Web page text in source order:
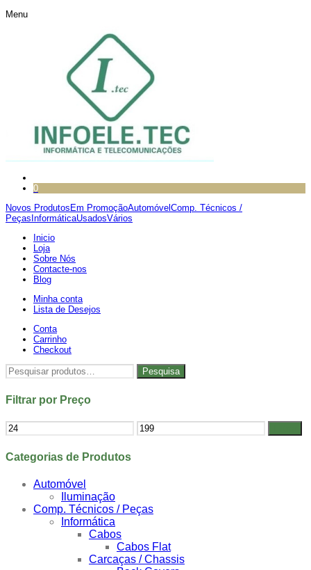
Menu
0
Novos Produtos Em PromoçãoAutomóvel Comp. Técnicos /
Peças InformáticaUsadosVários
Inicio
Loja
Sobre Nós
Contacte-nos
Blog
Minha conta
Lista de Desejos
Conta
Carrinho
Checkout
Pesquisar
por:
Pesquisa
Filtrar por Preço
Preço
mínimo
Preço
máximo
Categorias de Produtos
Automóvel
Iluminação
Comp. Técnicos / Peças
Informática
Cabos
Cabos Flat
Carcaças / Chassis